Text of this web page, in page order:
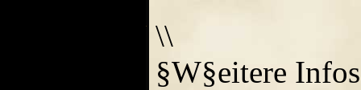
\\
§W§eitere